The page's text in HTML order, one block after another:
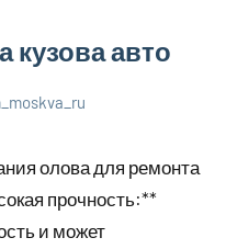
кузова авто
олова для ремонта
прочность:**
и может